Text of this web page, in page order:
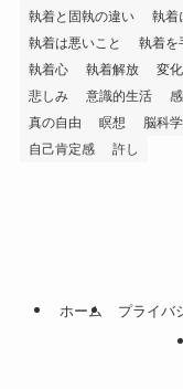
執着と固執の違い
執着
執着は悪いこと
執着を
執着心
執着解放 変化
悲しみ
意識的生活
真の自由
瞑想 脳科
自己肯定感
許し
ホーム プライバ